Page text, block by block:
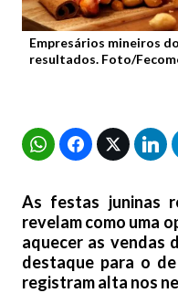
Empresários mineiros
resultados. Foto/
As festas juninas
revelam como uma
aquecer as vendas
destaque para o
registram alta nos